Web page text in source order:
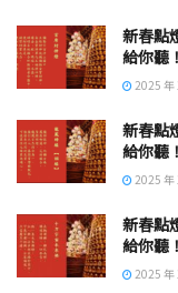
新春點
給你聽
2025 年
新春點
給你聽
2025 年
新春點
給你聽
2025 年